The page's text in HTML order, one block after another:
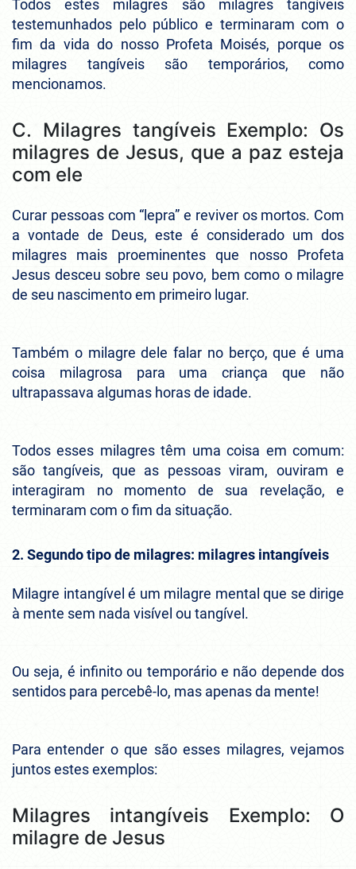
Todos estes milagres são milagres tangíveis
testemunhados pelo público e terminaram com o
fim da vida do nosso Profeta Moisés, porque os
milagres tangíveis são temporários, como
mencionamos.
C. Milagres tangíveis Exemplo: Os
milagres de Jesus, que a paz esteja
com ele
Curar pessoas com “lepra” e reviver os mortos. Com
a vontade de Deus, este é considerado um dos
milagres mais proeminentes que nosso Profeta
Jesus desceu sobre seu povo, bem como o milagre
de seu nascimento em primeiro lugar.
Também o milagre dele falar no berço, que é uma
coisa milagrosa para uma criança que não
ultrapassava algumas horas de idade.
Todos esses milagres têm uma coisa em comum:
são tangíveis, que as pessoas viram, ouviram e
interagiram no momento de sua revelação, e
terminaram com o fim da situação.
2. Segundo tipo de milagres: milagres intangíveis
Milagre intangível é um milagre mental que se dirige
à mente sem nada visível ou tangível.
Ou seja, é infinito ou temporário e não depende dos
sentidos para percebê-lo, mas apenas da mente!
Para entender o que são esses milagres, vejamos
juntos estes exemplos:
Milagres intangíveis Exemplo: O
milagre de Jesus